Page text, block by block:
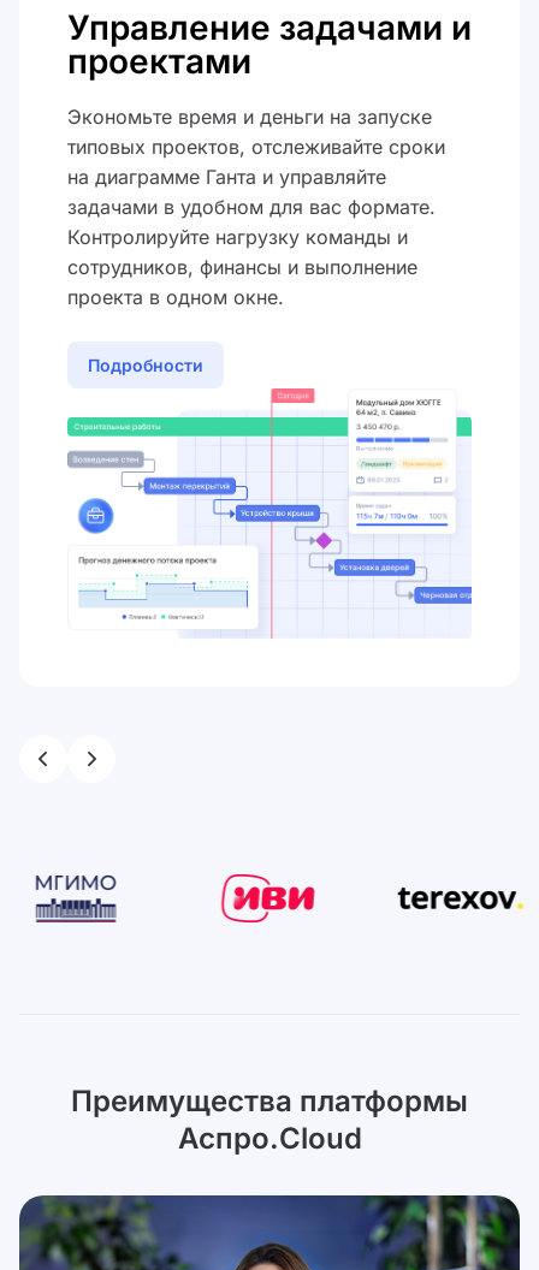
Управление задачами и
проектами
Экономьте время и деньги на запуске
типовых проектов, отслеживайте сроки
на диаграмме Ганта и управляйте
задачами в удобном для вас формате.
Контролируйте нагрузку команды и
сотрудников, финансы и выполнение
проекта в одном окне.
Подробности
Преимущества платформы
Аспро.Cloud